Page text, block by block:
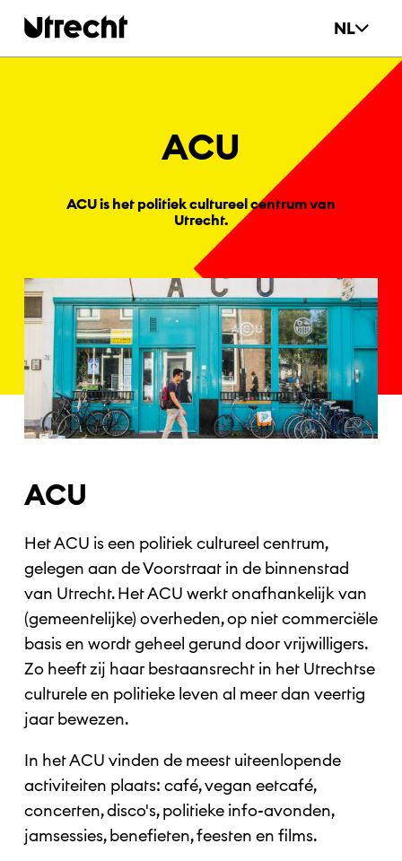
NL
ACU
ACU is het politiek cultureel centrum van
Utrecht.
ACU
Het ACU is een politiek cultureel centrum,
gelegen aan de Voorstraat in de binnenstad
van Utrecht. Het ACU werkt onafhankelijk van
(gemeentelijke) overheden, op niet commerciële
basis en wordt geheel gerund door vrijwilligers.
Zo heeft zij haar bestaansrecht in het Utrechtse
culturele en politieke leven al meer dan veertig
jaar bewezen.
In het ACU vinden de meest uiteenlopende
activiteiten plaats: café, vegan eetcafé,
concerten, disco's, politieke info-avonden,
jamsessies, benefieten, feesten en films.